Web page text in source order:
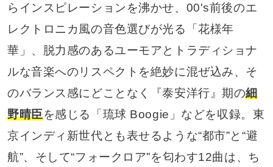
らインスピレーションを沸かせ、00's前後のエ
レクトロニカ風の音色選びが光る「花様年
華」、脱力感のあるユーモアとトラディショナ
ルな音楽へのリスペクトを絶妙に混ぜ込み、そ
のバランス感にどことなく『泰安洋行』期の細
野晴臣を感じる「琉球 Boogie」などを収録。東
京インディ新世代とも表せるような“都市”と“避
航”、そして“フォークロア”を匂わす12曲は、ち